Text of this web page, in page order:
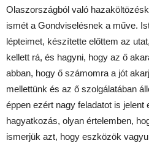
Olaszországból való
ismét a Gondviselésnek a műve.
lépteimet, készítette előttem az
kellett rá, és hagyni, hogy az ő
abban, hogy ő számomra a jót
mellettünk és az ő szolgálatában
éppen ezért nagy feladatot is
hagyatkozás, olyan értelemben,
ismerjük azt, hogy eszközök